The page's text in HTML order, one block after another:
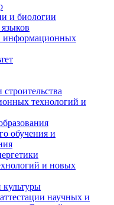
и биологии
информационных
технологий и
обучения и
и новых
научных и